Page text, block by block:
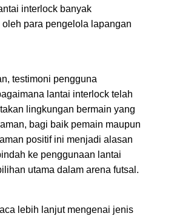
interlock banyak
para pengelola lapangan
testimoni pengguna
lantai interlock telah
lingkungan bermain yang
bagi baik pemain maupun
positif ini menjadi alasan
ke penggunaan lantai
utama dalam arena futsal.
lebih lanjut mengenai jenis